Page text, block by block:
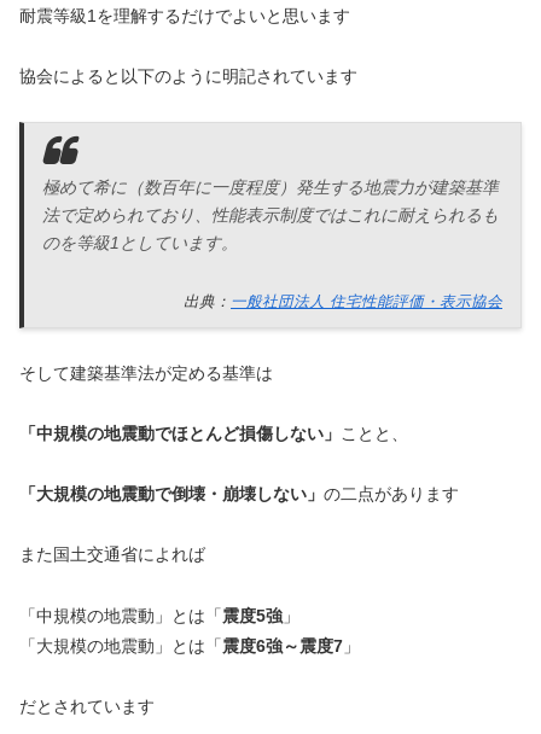
耐震等級1を理解するだけでよいと思います
協会によると以下のように明記されています
極めて希に（数百年に一度程度）発生する地震力が建築基準
法で定められており、性能表示制度ではこれに耐えられるも
のを等級1としています。
出典： 一般社団法人 住宅性能評価・表示協会
そして建築基準法が定める基準は
「中規模の地震動でほとんど損傷しない」 ことと、
「大規模の地震動で倒壊・崩壊しない」 の二点があります
また国土交通省によれば
「中規模の地震動」とは「震度5強 」
「大規模の地震動」とは「震度6強～震度7 」
だとされています